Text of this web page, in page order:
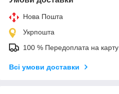
Нова Пошта
Укрпошта
100 % Передоплата на карту
Всі умови доставки